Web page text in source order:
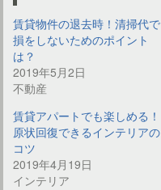
賃貸物件の退去時！清掃代で
損をしないためのポイント
は？
2019年5月2日
不動産
賃貸アパートでも楽しめる！
原状回復できるインテリアの
コツ
2019年4月19日
インテリア